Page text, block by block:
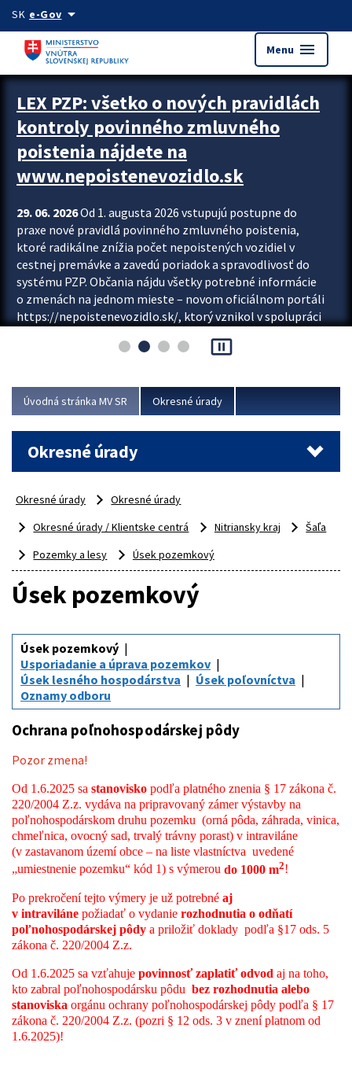
Preskocit na hlavný obsah
SK e-Govarrow_drop_down
Menu menu
Zastavit automatický posun upútavok
LEX PZP: všetko o nových pravidlách
kontroly povinného zmluvného
poistenia nájdete na
www.nepoistenevozidlo.sk
29. 06. 2026Od 1. augusta 2026 vstupujú postupne do
praxe nové pravidlá povinného zmluvného poistenia,
ktoré radikálne znížia počet nepoistených vozidiel v
cestnej premávke a zavedú poriadok a spravodlivosť do
systému PZP. Občania nájdu všetky potrebné informácie
o zmenách na jednom mieste – novom oficiálnom portáli
https://nepoistenevozidlo.sk/, ktorý vznikol v spolupráci
asociácie poisťovní (SLASPO) a Ministerstva vnútra SR.
Viac
pause_presentation
Úvodná stránka MV SR Okresné úrady
Okresné úrady
Okresné úrady
Okresné úrady
Okresné úrady / Klientske centrá
Nitriansky kraj
Šaľa
Pozemky a lesy
Úsek pozemkový
Úsek pozemkový
Úsek pozemkový
Usporiadanie a úprava pozemkov
Úsek lesného hospodárstva
Úsek poľovníctva
Oznamy odboru
Ochrana poľnohospodárskej pôdy
Pozor zmena!
Od 1.6.2025 sa stanovisko podľa platného znenia § 17 zákona č.
220/2004 Z.z. vydáva na pripravovaný zámer výstavby na
poľnohospodárskom druhu pozemku (orná pôda, záhrada, vinica,
chmeľnica, ovocný sad, trvalý trávny porast) v intraviláne
(v zastavanom území obce – na liste vlastníctva uvedené
„umiestnenie pozemku“ kód 1) s výmerou do 1000 m2!
Po prekročení tejto výmery je už potrebné aj
v intraviláne požiadať o vydanie rozhodnutia o odňatí
poľnohospodárskej pôdy a priložiť doklady podľa §17 ods. 5
zákona č. 220/2004 Z.z.
Od 1.6.2025 sa vzťahuje povinnosť zaplatiť odvod aj na toho,
kto zabral poľnohospodársku pôdu bez rozhodnutia alebo
stanoviska orgánu ochrany poľnohospodárskej pôdy podľa § 17
zákona č. 220/2004 Z.z. (pozri § 12 ods. 3 v znení platnom od
1.6.2025)!